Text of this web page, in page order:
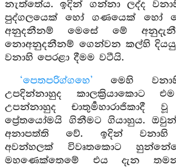
නැත්තේය. ඉදින් ගන්නා ලද්ද
පුද්ගලයෙක් හෝ ගණයෙක් හෝ
අනුදනීනම් මෙසේ මේ
නොඅනුදනීනම් ගෙන්වන කල්හි
වනාහි පෙරළා දීමම වටීයි.
‘පෙතපරිග්ගහෙ’ මෙහි වනාහි
උපදින්නාහුද කාලක්‍රියාකොට
උපන්නාහුද චාතුර්‍මහාරාජිකාදී
ප්‍රේතයෝමයි ගිනීමට ගියාහුය.
අනාපත්ති වේ. ඉදින් වනාහි
අවන්හලක් විවෘතකොට
මහණෙක්තෙමේ එය දැන